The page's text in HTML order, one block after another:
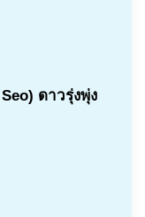
ดาวรุ่งพุ่ง